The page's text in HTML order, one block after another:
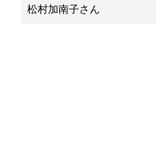
松村加南子さん